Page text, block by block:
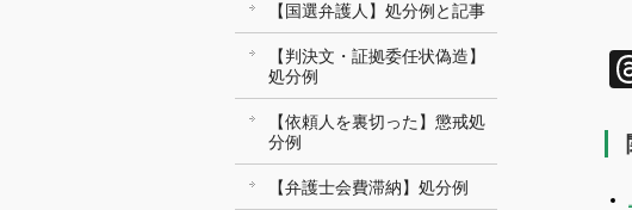
【国選弁護人】処分例と記事
【判決文・証拠委任状偽造】
処分例
【依頼人を裏切った】懲戒処
分例
【弁護士会費滞納】処分例